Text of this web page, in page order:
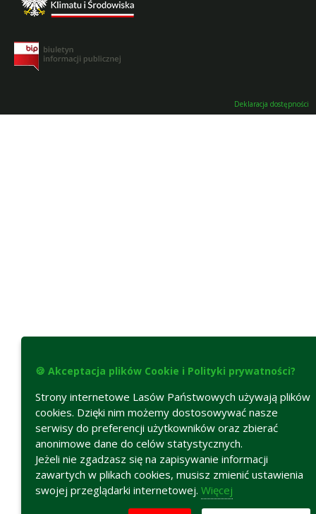
Deklaracja dostępności
🍪 Akceptacja plików Cookie i Polityki prywatności?
Strony internetowe Lasów Państwowych używają plików
cookies. Dzięki nim możemy dostosowywać nasze
serwisy do preferencji użytkowników oraz zbierać
anonimowe dane do celów statystycznych.
Jeżeli nie zgadzasz się na zapisywanie informacji
zawartych w plikach cookies, musisz zmienić ustawienia
swojej przeglądarki internetowej. Więcej